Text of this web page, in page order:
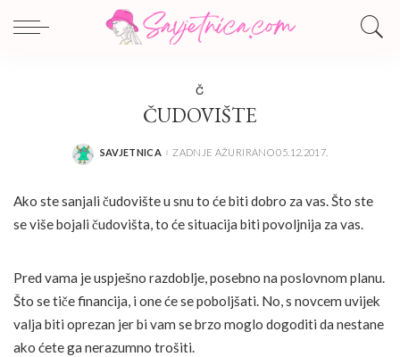
Č
ČUDOVIŠTE
POSTED
SAVJETNICA ZADNJE AŽURIRANO 05.12.2017.
Ako ste sanjali čudovište u snu to će biti dobro za vas. Što ste
se više bojali čudovišta, to će situacija biti povoljnija za vas.
Pred vama je uspješno razdoblje, posebno na poslovnom planu.
Što se tiče financija, i one će se poboljšati. No, s novcem uvijek
valja biti oprezan jer bi vam se brzo moglo dogoditi da nestane
ako ćete ga nerazumno trošiti.